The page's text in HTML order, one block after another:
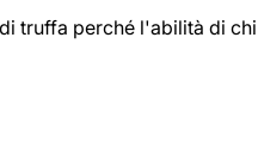
truffa perché l'abilità di